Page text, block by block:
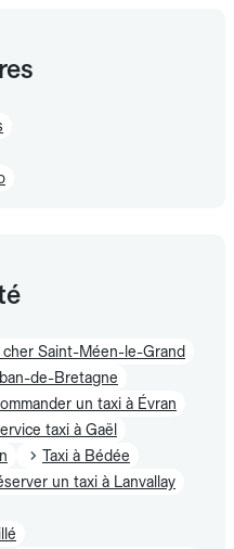
cher Saint-Méen-le-Grand
de-Bretagne
un taxi à Évran
taxi à Gaël
Taxi à Bédée
un taxi à Lanvallay